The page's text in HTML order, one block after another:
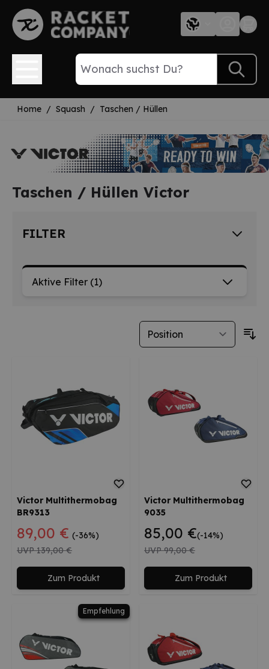
Direkt zum Inhalt
Home / Squash / Taschen / Hüllen
Taschen / Hüllen Victor
FILTER
Aktive Filter (1)
Victor Multithermobag
BR9313
Sonderangebot
89,00 €
UVP 139,00 €
(-36%)
Zum Produkt
Victor Multithermobag
9035
85,00 €
UVP 99,00 €
(-14%)
Zum Produkt
Empfehlung